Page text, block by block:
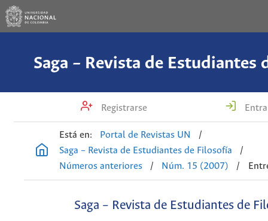
Saga – Revista de Estudiantes
Registrarse
Está en: Portal de Revistas UN
/
Saga – Revista de Estudiantes de Filosofía
/
Números anteriores
/ Núm. 15 (2007) /
Saga – Revista de Estudiantes de